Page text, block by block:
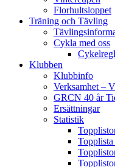
Florhultsloppet
Träning och Tävling
Cykla med oss
Klubben
Klubbinfo
Verksamhet –
GRCN 40 år
Ersättningar
Statistik